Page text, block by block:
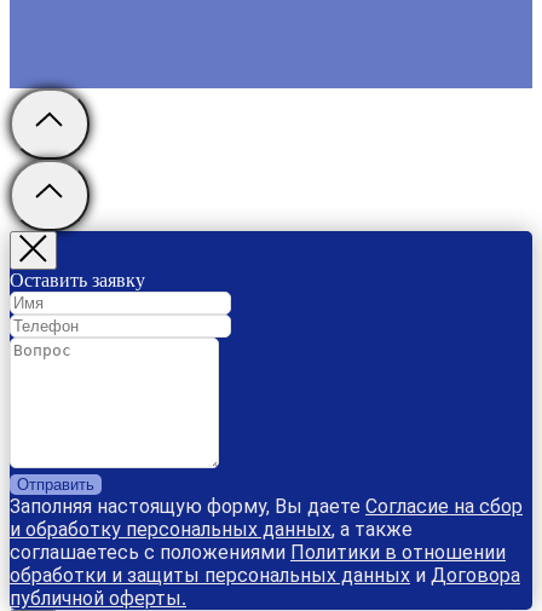
Оставить заявку
Отправить
Заполняя настоящую форму, Вы даете Согласие на сбор
и обработку персональных данных, а также
соглашаетесь с положениями Политики в отношении
обработки и защиты персональных данных и Договора
публичной оферты.